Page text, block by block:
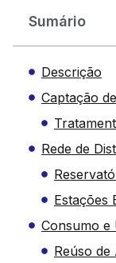
Sumário
Descrição
Captação
Rede de
Estações
Consumo e
Reúso de